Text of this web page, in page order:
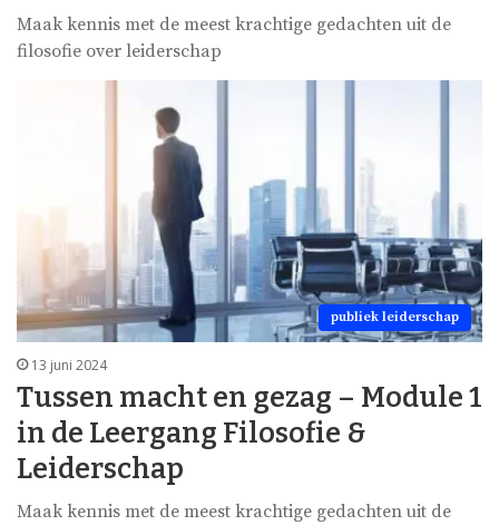
Maak kennis met de meest krachtige gedachten uit de
filosofie over leiderschap
publiek leiderschap
13 juni 2024
Tussen macht en gezag – Module 1
in de Leergang Filosofie &
Leiderschap
Maak kennis met de meest krachtige gedachten uit de